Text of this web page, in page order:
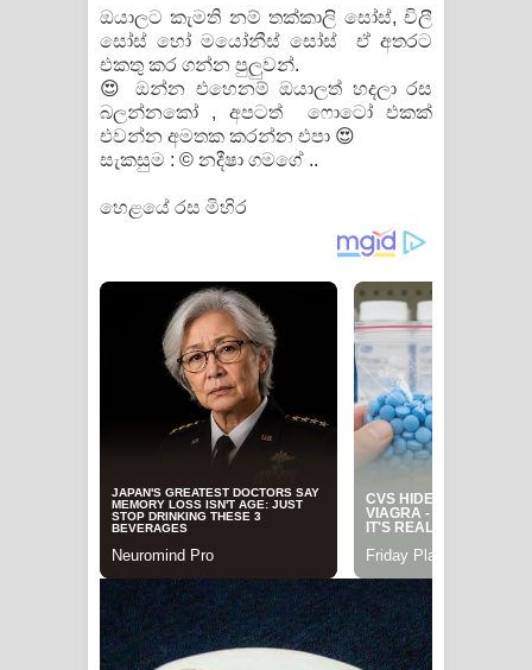
ඔයාලට කැමති නම් තක්කාලි සෝස්, චිලී
සෝස් හෝ මයෝනීස් සෝස් ඒ අතරට
එකතු කර ගන්න පුලුවන්.
😍 ඔන්න එහෙනම් ඔයාලත් හදලා රස
බලන්නකෝ , අපටත් ෆොටෝ එකක්
එවන්න අමතක කරන්න එපා 😍
සැකසුම : © නදීෂා ගමගේ ..
හෙළයේ රස මිහිර